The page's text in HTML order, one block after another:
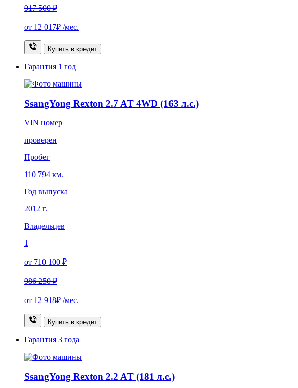
917 500 ₽
от 12 017₽ /мес.
Купить в кредит
Гарантия 1 год
SsangYong Rexton 2.7 AT 4WD (163 л.с.)
VIN номер
проверен
Пробег
110 794 км.
Год выпуска
2012 г.
Владельцев
1
от 710 100 ₽
986 250 ₽
от 12 918₽ /мес.
Купить в кредит
Гарантия 3 года
SsangYong Rexton 2.2 AT (181 л.с.)